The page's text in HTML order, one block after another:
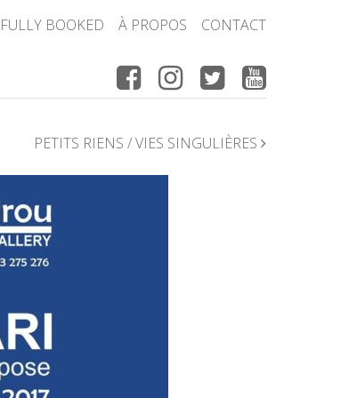
BOOKED À PROPOS CONTACT
PETITS RIENS / VIES SINGULIÈRES